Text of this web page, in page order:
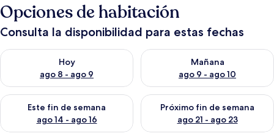
Opciones de habitación
Consulta la disponibilidad para estas fechas
Hoy
ago 8 - ago 9
Consulta la disponibilidad para hoy ago 8 - ago 9
Mañana
ago 9 - ago 10
Consulta la disponibilidad
Este fin de semana
ago 14 - ago 16
Consulta la disponibilidad para este fin de semana ago 14 -
Próximo fin de semana
ago 21 - ago 23
Consulta la disponibilidad